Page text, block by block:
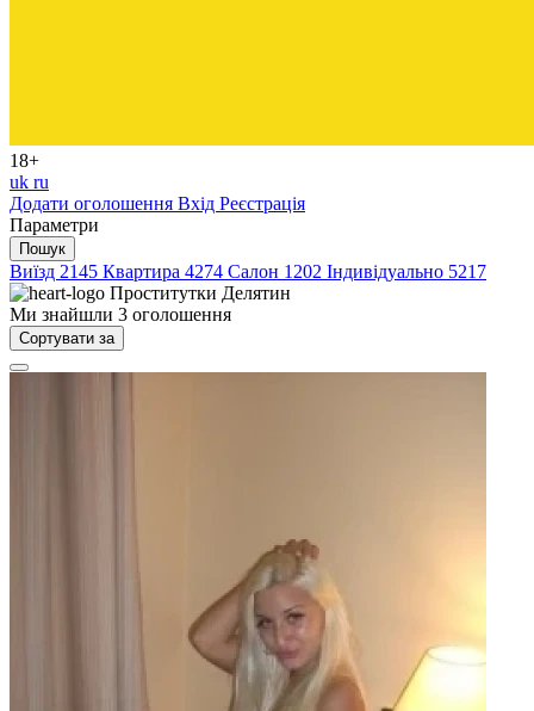
18+
uk ru
Додати оголошення Вхід Реєстрація
Параметри
Пошук
Виїзд 2145 Квартира 4274 Салон 1202 Індивідуально 5217
Проститутки Делятин
Ми знайшли 3 оголошення
Сортувати за